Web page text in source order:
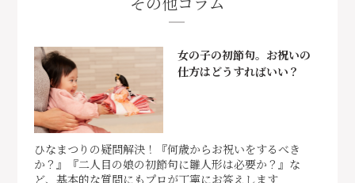
女の子の初節句。お祝いの
仕方はどうすればいい？
ひなまつりの疑問解決！『何歳からお祝いをするべき
か？』『二人目の娘の初節句に雛人形は必要か？』な
ど、基本的な質問にもプロが丁寧にお答えします